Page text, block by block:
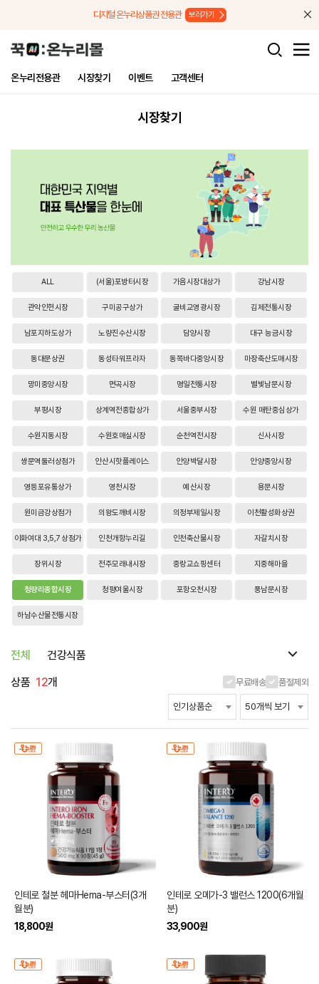
디지털 온누리상품권 전용관 보러가기
온누리전용관 시장찾기 이벤트 고객센터
시장찾기
ALL (서울)포방터시장 가음시장대상가 강남시장
관악인헌시장 구미공구상가 굴비교영광시장 김제전통시장
남포지하도상가 노량진수산시장 담양시장 대구 능금시장
동대문상권 동성타워프라자 동쪽바다중앙시장 마장축산도매시장
망미중앙시장 면곡시장 명일전통시장 별빛남문시장
부평시장 상계역전종합상가 서울중부시장 수원 매탄중심상가
수원지동시장 수원호매실시장 순천역전시장 신사시장
쌍문역둘러상점가 안산시핫플레이스 안양박달시장 안양중앙시장
영등포유통상가 영천시장 예산시장 용문시장
원미금강상점가 의왕도깨비시장 의정부제일시장 이천활성화상권
이화여대 3,5,7 상점가 인천개항누리길 인천축산물시장 자갈치시장
장위시장 전주모래내시장 중랑교쇼핑센터 지중해마을
청량리종합시장 청평여울시장 포항오천시장 풍남문시장
하남수산물전통시장
전체
건강식품
상품 12개 무료배송 품절제외
인테로 철분 헤마Hema-부스터(3개
월분)
18,800원
인테로 오메가-3 밸런스 1200(6개월
분)
33,900원